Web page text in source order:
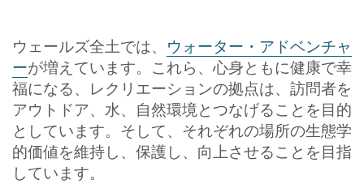
ウェールズ全土では、 ウォーター・アドベンチャ
ーが増えています。これら、心身ともに健康で幸
福になる、レクリエーションの拠点は、訪問者を
アウトドア、水、自然環境とつなげることを目的
としています。そして、それぞれの場所の生態学
的価値を維持し、保護し、向上させることを目指
しています。